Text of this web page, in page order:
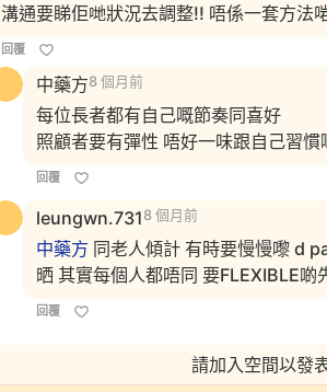
溝通要睇佢哋狀況去調整!! 唔係一套方法
回覆
中藥方8 個月前
每位長者都有自己嘅節奏同喜好
照顧者要有彈性 唔好一味跟自己習慣
回覆
leungwn.7318 個月前
中藥方 同老人傾計 有時要慢慢嚟 d
晒 其實每個人都唔同 要FLEXIBLE啲
回覆
請加入空間以發